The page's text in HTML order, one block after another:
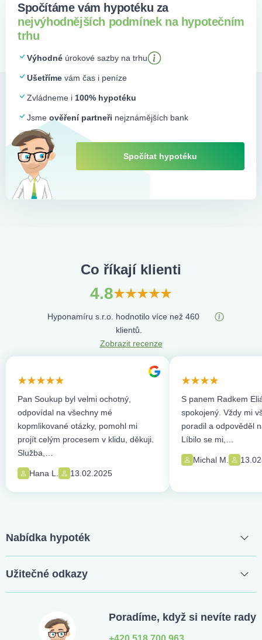
Spočítáme vám hypotéku za
nejvýhodnějších podmínek na hypotečním
trhu
Výhodné úrokové sazby na trhu
Ušetříme vám čas i peníze
Zvládneme i 100% hypotéku
Jsme ověření partneři nejznámějších bank
Spočítat hypotéku
Co říkají klienti
4.8
Hyponamíru s.r.o. hodnotilo více než 460
klientů.
Zobrazit recenze
Pan Soukup byl velmi ochotný,
odpovídal na všechny mé
kopmlikované otázky, pomohl mi
projít celým procesem v klidu, děkuji.
Služba,…
Hana L. 13.02.2025
S panem Radkem
spokojený. Vždy mi
poradil a odpověděl
Líbilo se mi,…
Michal M.
Nabídka hypoték
Užitečné odkazy
Poradíme, když si nevíte rady